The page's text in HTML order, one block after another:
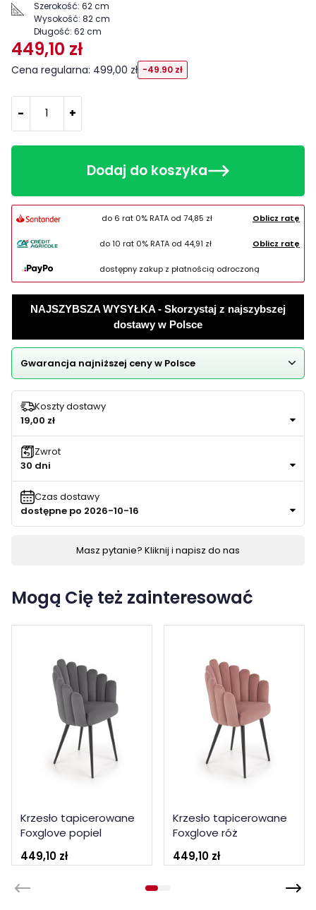
Szerokość: 62 cm
Wysokość: 82 cm
Długość: 62 cm
449,10 zł
Cena regularna: 499,00 zł -49.90 zł
- +
Dodaj do koszyka
do 6 rat 0% RATA od 74,85 zł Oblicz ratę
do 10 rat 0% RATA od 44,91 zł Oblicz ratę
dostępny zakup z płatnością odroczoną
NAJSZYBSZA WYSYŁKA - Skorzystaj z najszybszej
dostawy w Polsce
Gwarancja najniższej ceny w Polsce
Koszty dostawy
19,00 zł
Zwrot
30 dni
Czas dostawy
dostępne po 2026-10-16
Masz pytanie? Kliknij i napisz do nas
Mogą Cię też zainteresować
Krzesło tapicerowane
Foxglove popiel
449,10 zł
Krzesło tapicerowane
Foxglove róż
449,10 zł